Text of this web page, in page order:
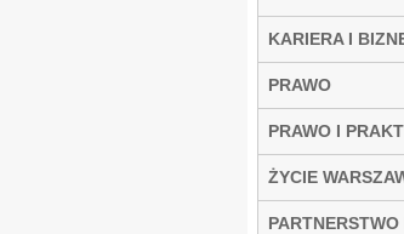
KARIERA I
PRAWO
PRAWO I
ŻYCIE